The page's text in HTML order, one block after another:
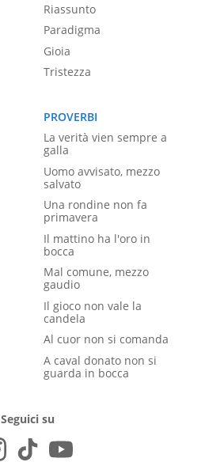
Riassunto
Paradigma
Gioia
Tristezza
PROVERBI
La verità vien sempre a
galla
Uomo avvisato, mezzo
salvato
Una rondine non fa
primavera
Il mattino ha l'oro in
bocca
Mal comune, mezzo
gaudio
Il gioco non vale la
candela
Al cuor non si comanda
A caval donato non si
guarda in bocca
Seguici su